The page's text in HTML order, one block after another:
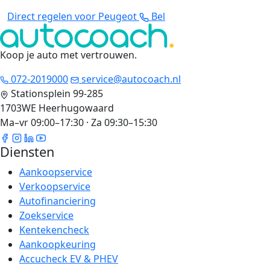
Direct regelen voor Peugeot
Bel
Koop je auto met vertrouwen.
072-2019000
service@autocoach.nl
Stationsplein 99-285
1703WE Heerhugowaard
Ma–vr 09:00–17:30 · Za 09:30–15:30
Diensten
Aankoopservice
Verkoopservice
Autofinanciering
Zoekservice
Kentekencheck
Aankoopkeuring
Accucheck EV & PHEV